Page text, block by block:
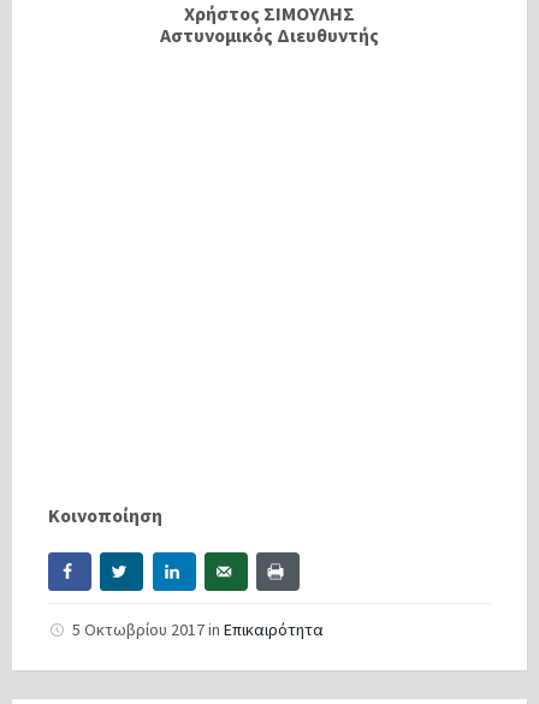
Χρήστος ΣΙΜΟΥΛΗΣ
Αστυνομικός Διευθυντής
Κοινοποίηση
5 Οκτωβρίου 2017in Επικαιρότητα